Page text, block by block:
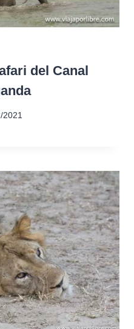
del Canal
2021